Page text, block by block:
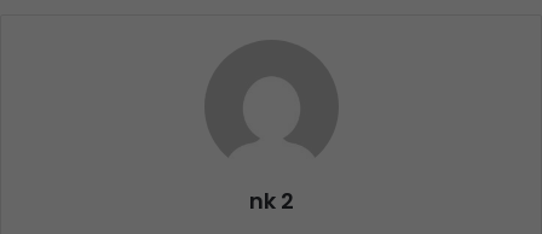
nk 2